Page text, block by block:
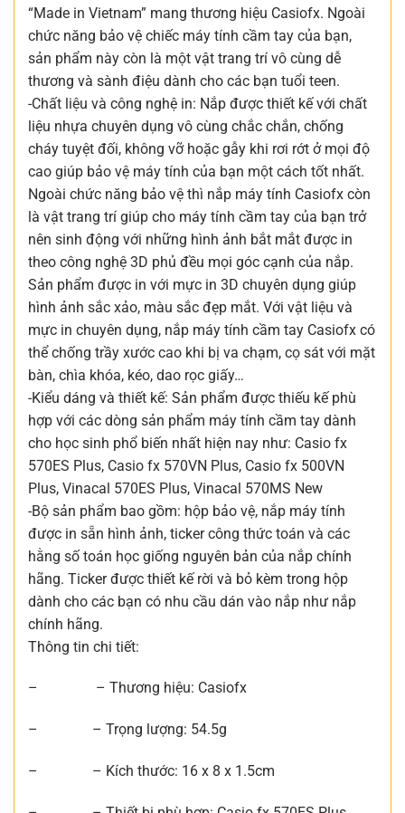
“Made in Vietnam” mang thương hiệu Casiofx. Ngoài
chức năng bảo vệ chiếc máy tính cầm tay của bạn,
sản phẩm này còn là một vật trang trí vô cùng dễ
thương và sành điệu dành cho các bạn tuổi teen.
-Chất liệu và công nghệ in: Nắp được thiết kế với chất
liệu nhựa chuyên dụng vô cùng chắc chắn, chống
cháy tuyệt đối, không vỡ hoặc gẫy khi rơi rớt ở mọi độ
cao giúp bảo vệ máy tính của bạn một cách tốt nhất.
Ngoài chức năng bảo vệ thì nắp máy tính Casiofx còn
là vật trang trí giúp cho máy tính cầm tay của bạn trở
nên sinh động với những hình ảnh bắt mắt được in
theo công nghệ 3D phủ đều mọi góc cạnh của nắp.
Sản phẩm được in với mực in 3D chuyên dụng giúp
hình ảnh sắc xảo, màu sắc đẹp mắt. Với vật liệu và
mực in chuyên dụng, nắp máy tính cầm tay Casiofx có
thể chống trầy xước cao khi bị va chạm, cọ sát với mặt
bàn, chìa khóa, kéo, dao rọc giấy…
-Kiểu dáng và thiết kế: Sản phẩm được thiếu kế phù
hợp với các dòng sản phẩm máy tính cầm tay dành
cho học sinh phổ biến nhất hiện nay như: Casio fx
570ES Plus, Casio fx 570VN Plus, Casio fx 500VN
Plus, Vinacal 570ES Plus, Vinacal 570MS New
-Bộ sản phẩm bao gồm: hộp bảo vệ, nắp máy tính
được in sẵn hình ảnh, ticker công thức toán và các
hằng số toán học giống nguyên bản của nắp chính
hãng. Ticker được thiết kế rời và bỏ kèm trong hộp
dành cho các bạn có nhu cầu dán vào nắp như nắp
chính hãng.
Thông tin chi tiết:
– – Thương hiệu: Casiofx
– – Trọng lượng: 54.5g
– – Kích thước: 16 x 8 x 1.5cm